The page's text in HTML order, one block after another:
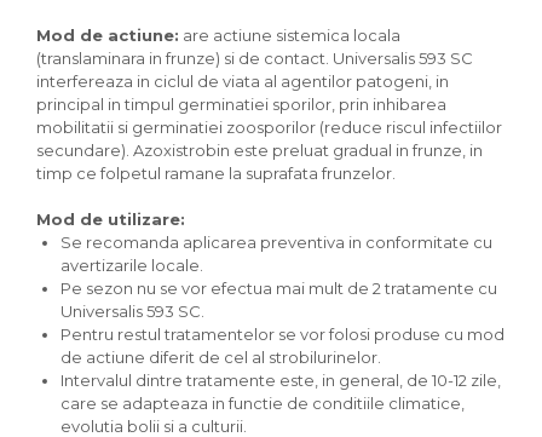
Mod de actiune: are actiune sistemica locala
(translaminara in frunze) si de contact. Universalis 593 SC
interfereaza in ciclul de viata al agentilor patogeni, in
principal in timpul germinatiei sporilor, prin inhibarea
mobilitatii si germinatiei zoosporilor (reduce riscul infectiilor
secundare). Azoxistrobin este preluat gradual in frunze, in
timp ce folpetul ramane la suprafata frunzelor.
Mod de utilizare:
Se recomanda aplicarea preventiva in conformitate cu
avertizarile locale.
Pe sezon nu se vor efectua mai mult de 2 tratamente cu
Universalis 593 SC.
Pentru restul tratamentelor se vor folosi produse cu mod
de actiune diferit de cel al strobilurinelor.
Intervalul dintre tratamente este, in general, de 10-12 zile,
care se adapteaza in functie de conditiile climatice,
evolutia bolii si a culturii.